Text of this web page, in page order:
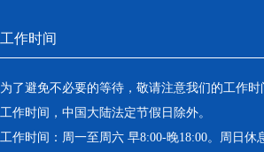
工作时间
为了避免不必要的等待，敬请注意我们的工作
工作时间，中国大陆法定节假日除外。
工作时间：周一至周六 早8:00-晚18:00。周日休